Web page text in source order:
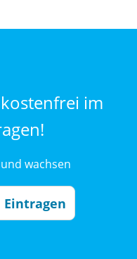
im
wachsen